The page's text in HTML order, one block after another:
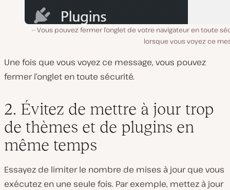
Vous pouvez fermer l’onglet de votre navigateur en toute
lorsque vous voyez ce
Une fois que vous voyez ce message, vous pouvez
fermer l’onglet en toute sécurité.
2. Évitez de mettre à jour trop
de thèmes et de plugins en
même temps
Essayez de limiter le nombre de mises à jour que vous
exécutez en une seule fois. Par exemple, mettez à jour